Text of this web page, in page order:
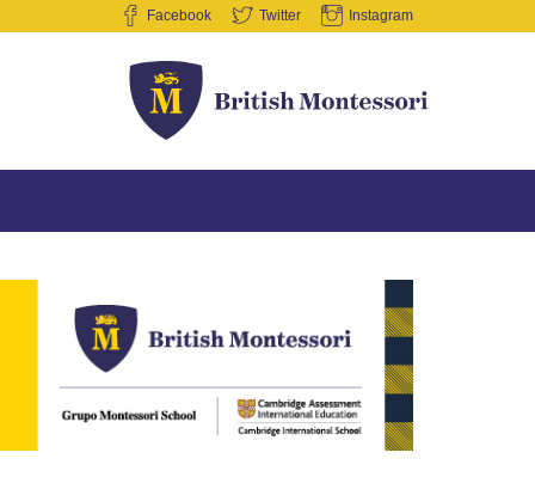
Instagram
Twitter
Facebook